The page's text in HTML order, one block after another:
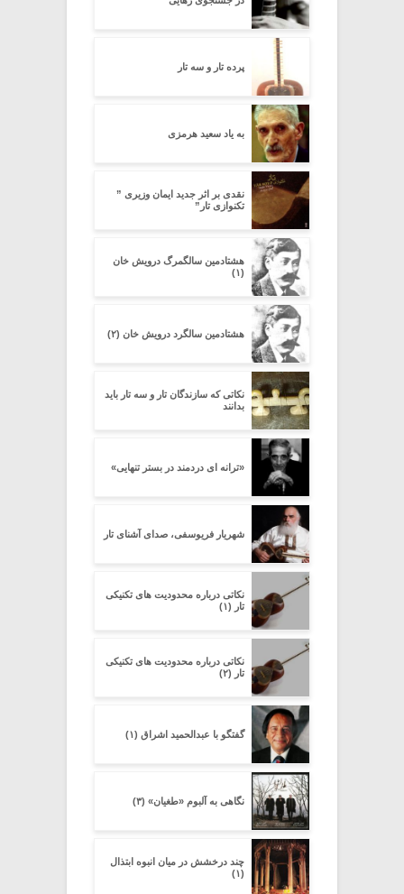
پرده تار و سه تار
به یاد سعید هرمزی
نقدی بر اثر جدید ایمان وزیری ”
تکنوازی تار”
هشتادمین سالگمرگ درویش خان
(۱)
هشتادمین سالگرد درویش خان (۲)
نکاتی که سازندگان تار و سه تار باید
بدانند
«ترانه ای دردمند در بستر تنهایی»
شهریار فریوسفی، صدای آشنای تار
نکاتی درباره محدودیت های تکنیکی
تار (۱)
نکاتی درباره محدودیت های تکنیکی
تار (۲)
گفتگو با عبدالحمید اشراق (۱)
نگاهی به آلبوم «طغیان» (۳)
چند درخشش در میان انبوه ابتذال
(۱)